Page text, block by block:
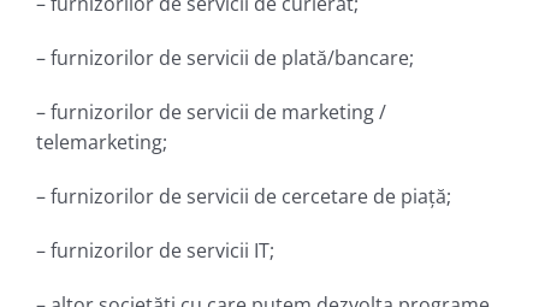
– furnizorilor de servicii de plată/bancare;
– furnizorilor de servicii de marketing /
telemarketing;
– furnizorilor de servicii de cercetare de piață;
– furnizorilor de servicii IT;